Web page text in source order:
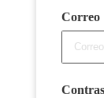
Correo